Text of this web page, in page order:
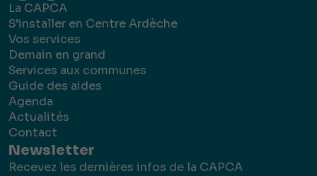
La CAPCA
S’installer en Centre Ardèche
Vos services
Demain en grand
Services aux communes
Guide des aides
Agenda
Actualités
Contact
Newsletter
Recevez les dernières infos de la CAPCA